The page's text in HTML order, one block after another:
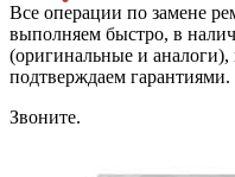
Все операции по замене
выполняем быстро, в
(оригинальные и
подтверждаем гарантиями.
Звоните.